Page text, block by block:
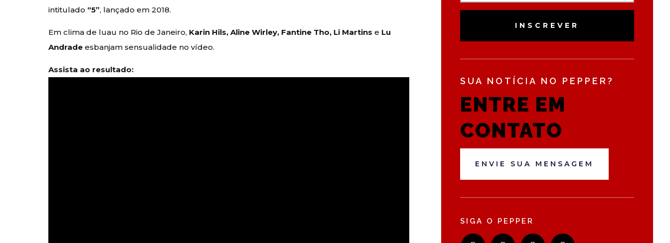
intitulado “5”, lançado em 2018.
Em clima de luau no Rio de Janeiro, Karin Hils, Aline Wirley, Fantine Tho, Li Martins e Lu
Andrade esbanjam sensualidade no vídeo.
Assista ao resultado:
INSCREVER
SUA NOTÍCIA NO PEPPER?
ENTRE EM
CONTATO
ENVIE SUA MENSAGEM
SIGA O PEPPER